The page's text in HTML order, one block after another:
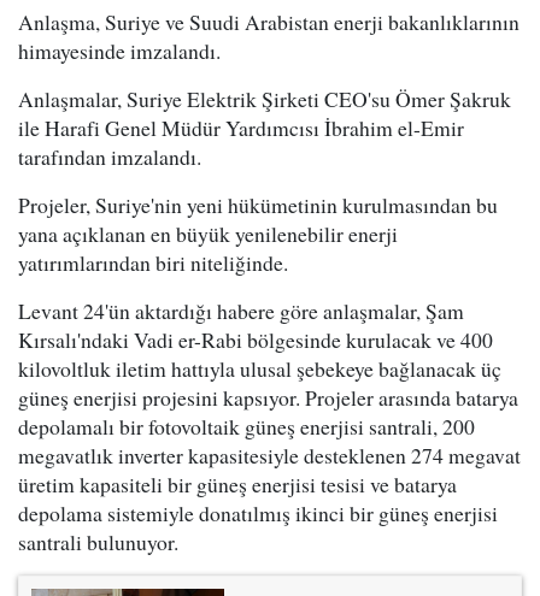
Anlaşma, Suriye ve Suudi Arabistan enerji bakanlıklarının
himayesinde imzalandı.
Anlaşmalar, Suriye Elektrik Şirketi CEO'su Ömer Şakruk
ile Harafi Genel Müdür Yardımcısı İbrahim el-Emir
tarafından imzalandı.
Projeler, Suriye'nin yeni hükümetinin kurulmasından bu
yana açıklanan en büyük yenilenebilir enerji
yatırımlarından biri niteliğinde.
Levant 24'ün aktardığı habere göre anlaşmalar, Şam
Kırsalı'ndaki Vadi er-Rabi bölgesinde kurulacak ve 400
kilovoltluk iletim hattıyla ulusal şebekeye bağlanacak üç
güneş enerjisi projesini kapsıyor. Projeler arasında batarya
depolamalı bir fotovoltaik güneş enerjisi santrali, 200
megavatlık inverter kapasitesiyle desteklenen 274 megavat
üretim kapasiteli bir güneş enerjisi tesisi ve batarya
depolama sistemiyle donatılmış ikinci bir güneş enerjisi
santrali bulunuyor.